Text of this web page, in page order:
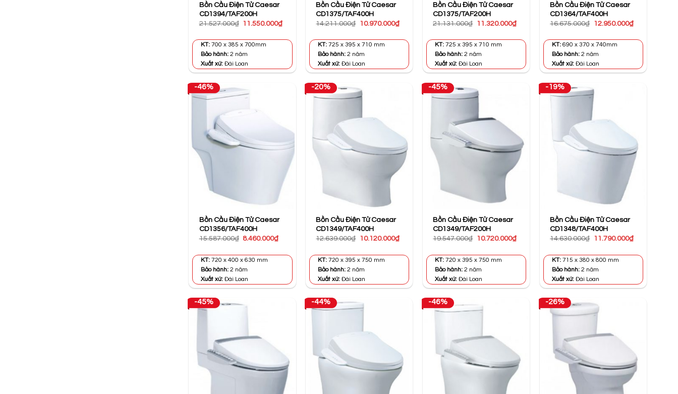
Bồn Cầu Điện Tử Caesar
CD1394/TAF200H
21.527.000₫ Giá
21.527.000₫.
11.550.000₫Giá
11.550.000₫.
KT:700 x 385 x 700mm
Bảo hành: 2 năm
Xuất xứ:Đài Loan
Bồn Cầu Điện Tử Caesar
CD1375/TAF400H
14.211.000₫ Giá
14.211.000₫.
10.970.000₫Giá
10.970.000₫.
KT:725 x 395 x 710 mm
Bảo hành: 2 năm
Xuất xứ:Đài Loan
Bồn Cầu Điện Tử Caesar
CD1375/TAF200H
21.131.000₫ Giá
21.131.000₫.
11.320.000₫Giá
11.320.000₫.
KT:725 x 395 x 710 mm
Bảo hành: 2 năm
Xuất xứ:Đài Loan
Bồn Cầu Điện Tử Caesar
CD1364/TAF400H
16.675.000₫ Giá
16.675.000₫.
12.950.000₫Giá
KT:690 x 370 x 740mm
Bảo hành: 2 năm
Xuất xứ:Đài Loan
-46%
Bồn Cầu Điện Tử Caesar
CD1356/TAF400H
15.587.000₫ Giá
15.587.000₫.
8.460.000₫Giá
KT:720 x 400 x 630 mm
Bảo hành: 2 năm
Xuất xứ:Đài Loan
-20%
Bồn Cầu Điện Tử Caesar
CD1349/TAF400H
12.639.000₫ Giá
12.639.000₫.
10.120.000₫Giá
là:
10.120.000₫.
KT:720 x 395 x 750 mm
Bảo hành: 2 năm
Xuất xứ:Đài Loan
-45%
Bồn Cầu Điện Tử Caesar
CD1349/TAF200H
19.547.000₫ Giá
19.547.000₫.
10.720.000₫Giá
là:
10.720.000₫.
KT:720 x 395 x 750 mm
Bảo hành: 2 năm
Xuất xứ:Đài Loan
-19%
Bồn Cầu Điện Tử Caesar
CD1348/TAF400H
14.630.000₫ Giá
14.630.000₫.
11.790.000₫Giá
là:
KT:715 x 380 x 800 mm
Bảo hành: 2 năm
Xuất xứ:Đài Loan
-45% -44% -46% -26%